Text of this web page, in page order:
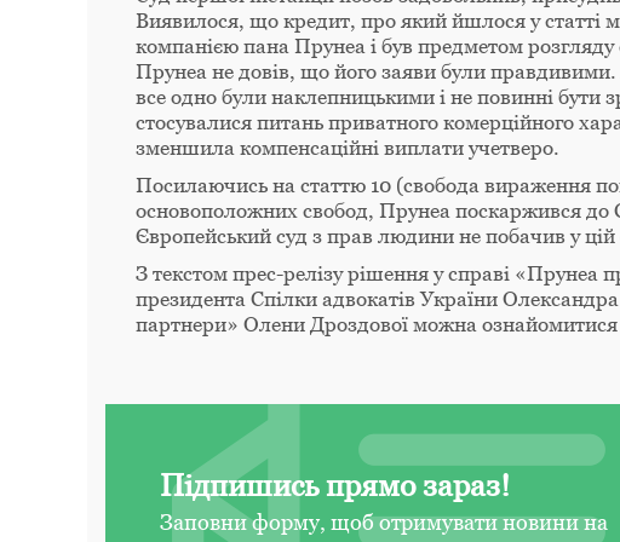
Виявилося, що кредит, про який йшлося у статті
компанією пана Прунеа і був предметом
Прунеа не довів, що його заяви були
все одно були наклепницькими і не повинні бути
стосувалися питань приватного комерційного
зменшила компенсаційні виплати учетверо.
Посилаючись на статтю 10 (свобода вираження
основоположних свобод, Прунеа поскаржився до
Європейський суд з прав людини не побачив у цій
З текстом прес-релізу рішення у справі «Прунеа
президента Спілки адвокатів України
партнери» Олени Дроздової можна ознайомитися
Підпишись прямо зараз!
Заповни форму, щоб отримувати новини на